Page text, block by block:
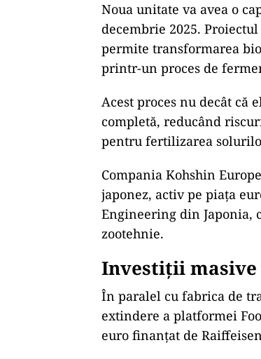
Noua unitate va avea o
decembrie 2025. Proiectul
permite transformarea
printr-un proces de
Acest proces nu decât
completă, reducând
pentru fertilizarea
Compania Kohshin
japonez, activ pe piața
Engineering din Japonia,
zootehnie.
Investiții
În paralel cu fabrica de
extindere a platformei
euro finanțat de